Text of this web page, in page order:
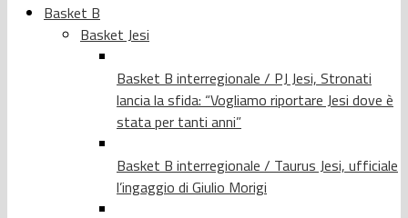
Basket B
Basket Jesi
Basket B interregionale / PJ Jesi, Stronati
lancia la sfida: “Vogliamo riportare Jesi dove è
stata per tanti anni”
Basket B interregionale / Taurus Jesi, ufficiale
l’ingaggio di Giulio Morigi